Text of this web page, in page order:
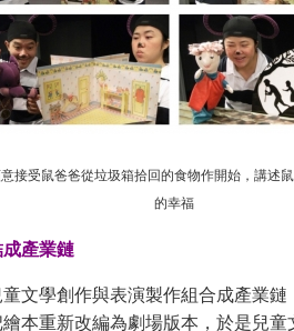
意接受鼠爸爸從垃圾箱拾回的食物作開始，講述
的幸福
產業鏈
文學創作與表演製作組合成產業
本重新改編為劇場版本，於是兒